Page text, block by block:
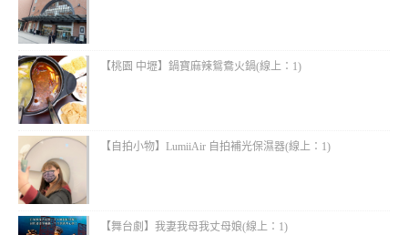
【桃園 中壢】鍋寶麻辣鴛鴦火鍋(線上：1)
【自拍小物】LumiiAir 自拍補光保濕器(線上：1)
【舞台劇】我妻我母我丈母娘(線上：1)